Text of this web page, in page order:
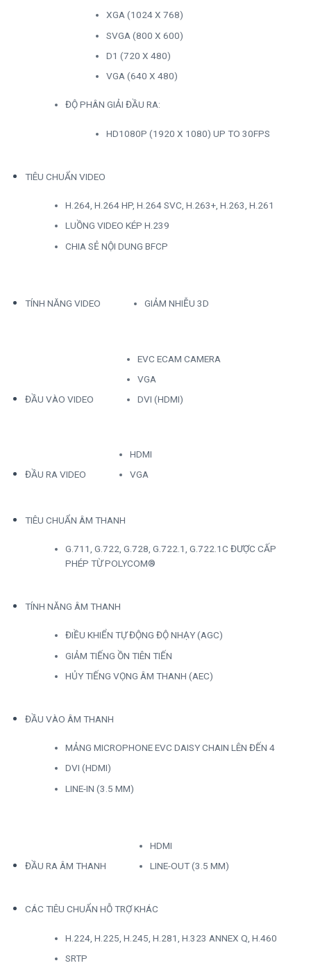
XGA (1024 X 768)
SVGA (800 X 600)
D1 (720 X 480)
VGA (640 X 480)
ĐỘ PHÂN GIẢI ĐẦU RA:
HD1080P (1920 X 1080) UP TO 30FPS
TIÊU CHUẨN VIDEO
H.264, H.264 HP, H.264 SVC, H.263+, H.263, H.261
LUỒNG VIDEO KÉP H.239
CHIA SẺ NỘI DUNG BFCP
TÍNH NĂNG VIDEO GIẢM NHIỄU 3D
ĐẦU VÀO VIDEO
EVC ECAM CAMERA
VGA
DVI (HDMI)
ĐẦU RA VIDEO
HDMI
VGA
TIÊU CHUẨN ÂM THANH
G.711, G.722, G.728, G.722.1, G.722.1C ĐƯỢC CẤP
PHÉP TỪ POLYCOM®
TÍNH NĂNG ÂM THANH
ĐIỀU KHIỂN TỰ ĐỘNG ĐỘ NHẠY (AGC)
GIẢM TIẾNG ỒN TIÊN TIẾN
HỦY TIẾNG VỌNG ÂM THANH (AEC)
ĐẦU VÀO ÂM THANH
MẢNG MICROPHONE EVC DAISY CHAIN LÊN ĐẾN 4
DVI (HDMI)
LINE-IN (3.5 MM)
ĐẦU RA ÂM THANH
HDMI
LINE-OUT (3.5 MM)
CÁC TIÊU CHUẨN HỖ TRỢ KHÁC
H.224, H.225, H.245, H.281, H.323 ANNEX Q, H.460
SRTP